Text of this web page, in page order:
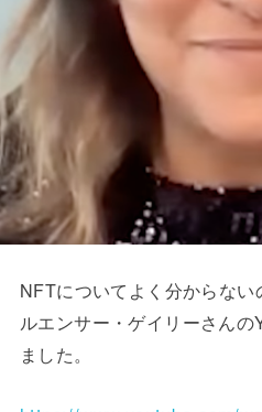
NFTについてよく分からな
ルエンサー・ゲイリーさん
ました。